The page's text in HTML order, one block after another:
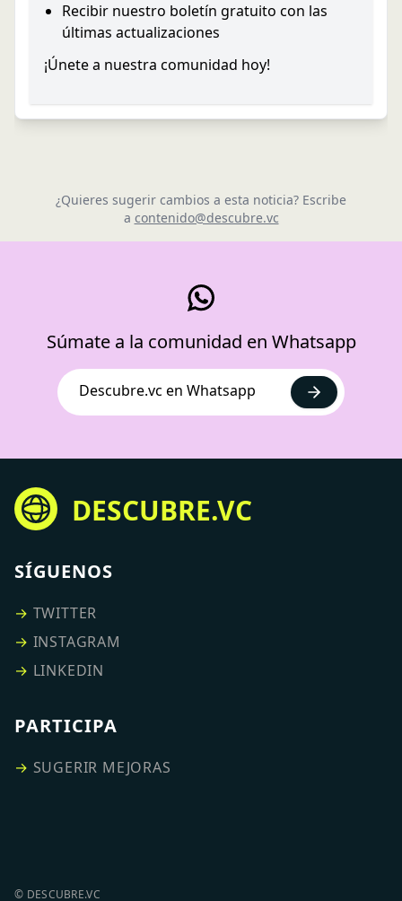
Recibir nuestro boletín gratuito con las
últimas actualizaciones
¡Únete a nuestra comunidad hoy!
¿Quieres sugerir cambios a esta noticia? Escribe
a contenido@descubre.vc
Súmate a la comunidad en Whatsapp
Descubre.vc en Whatsapp
DESCUBRE.VC
SÍGUENOS
→ TWITTER
→ INSTAGRAM
→ LINKEDIN
PARTICIPA
→ SUGERIR MEJORAS
© DESCUBRE.VC